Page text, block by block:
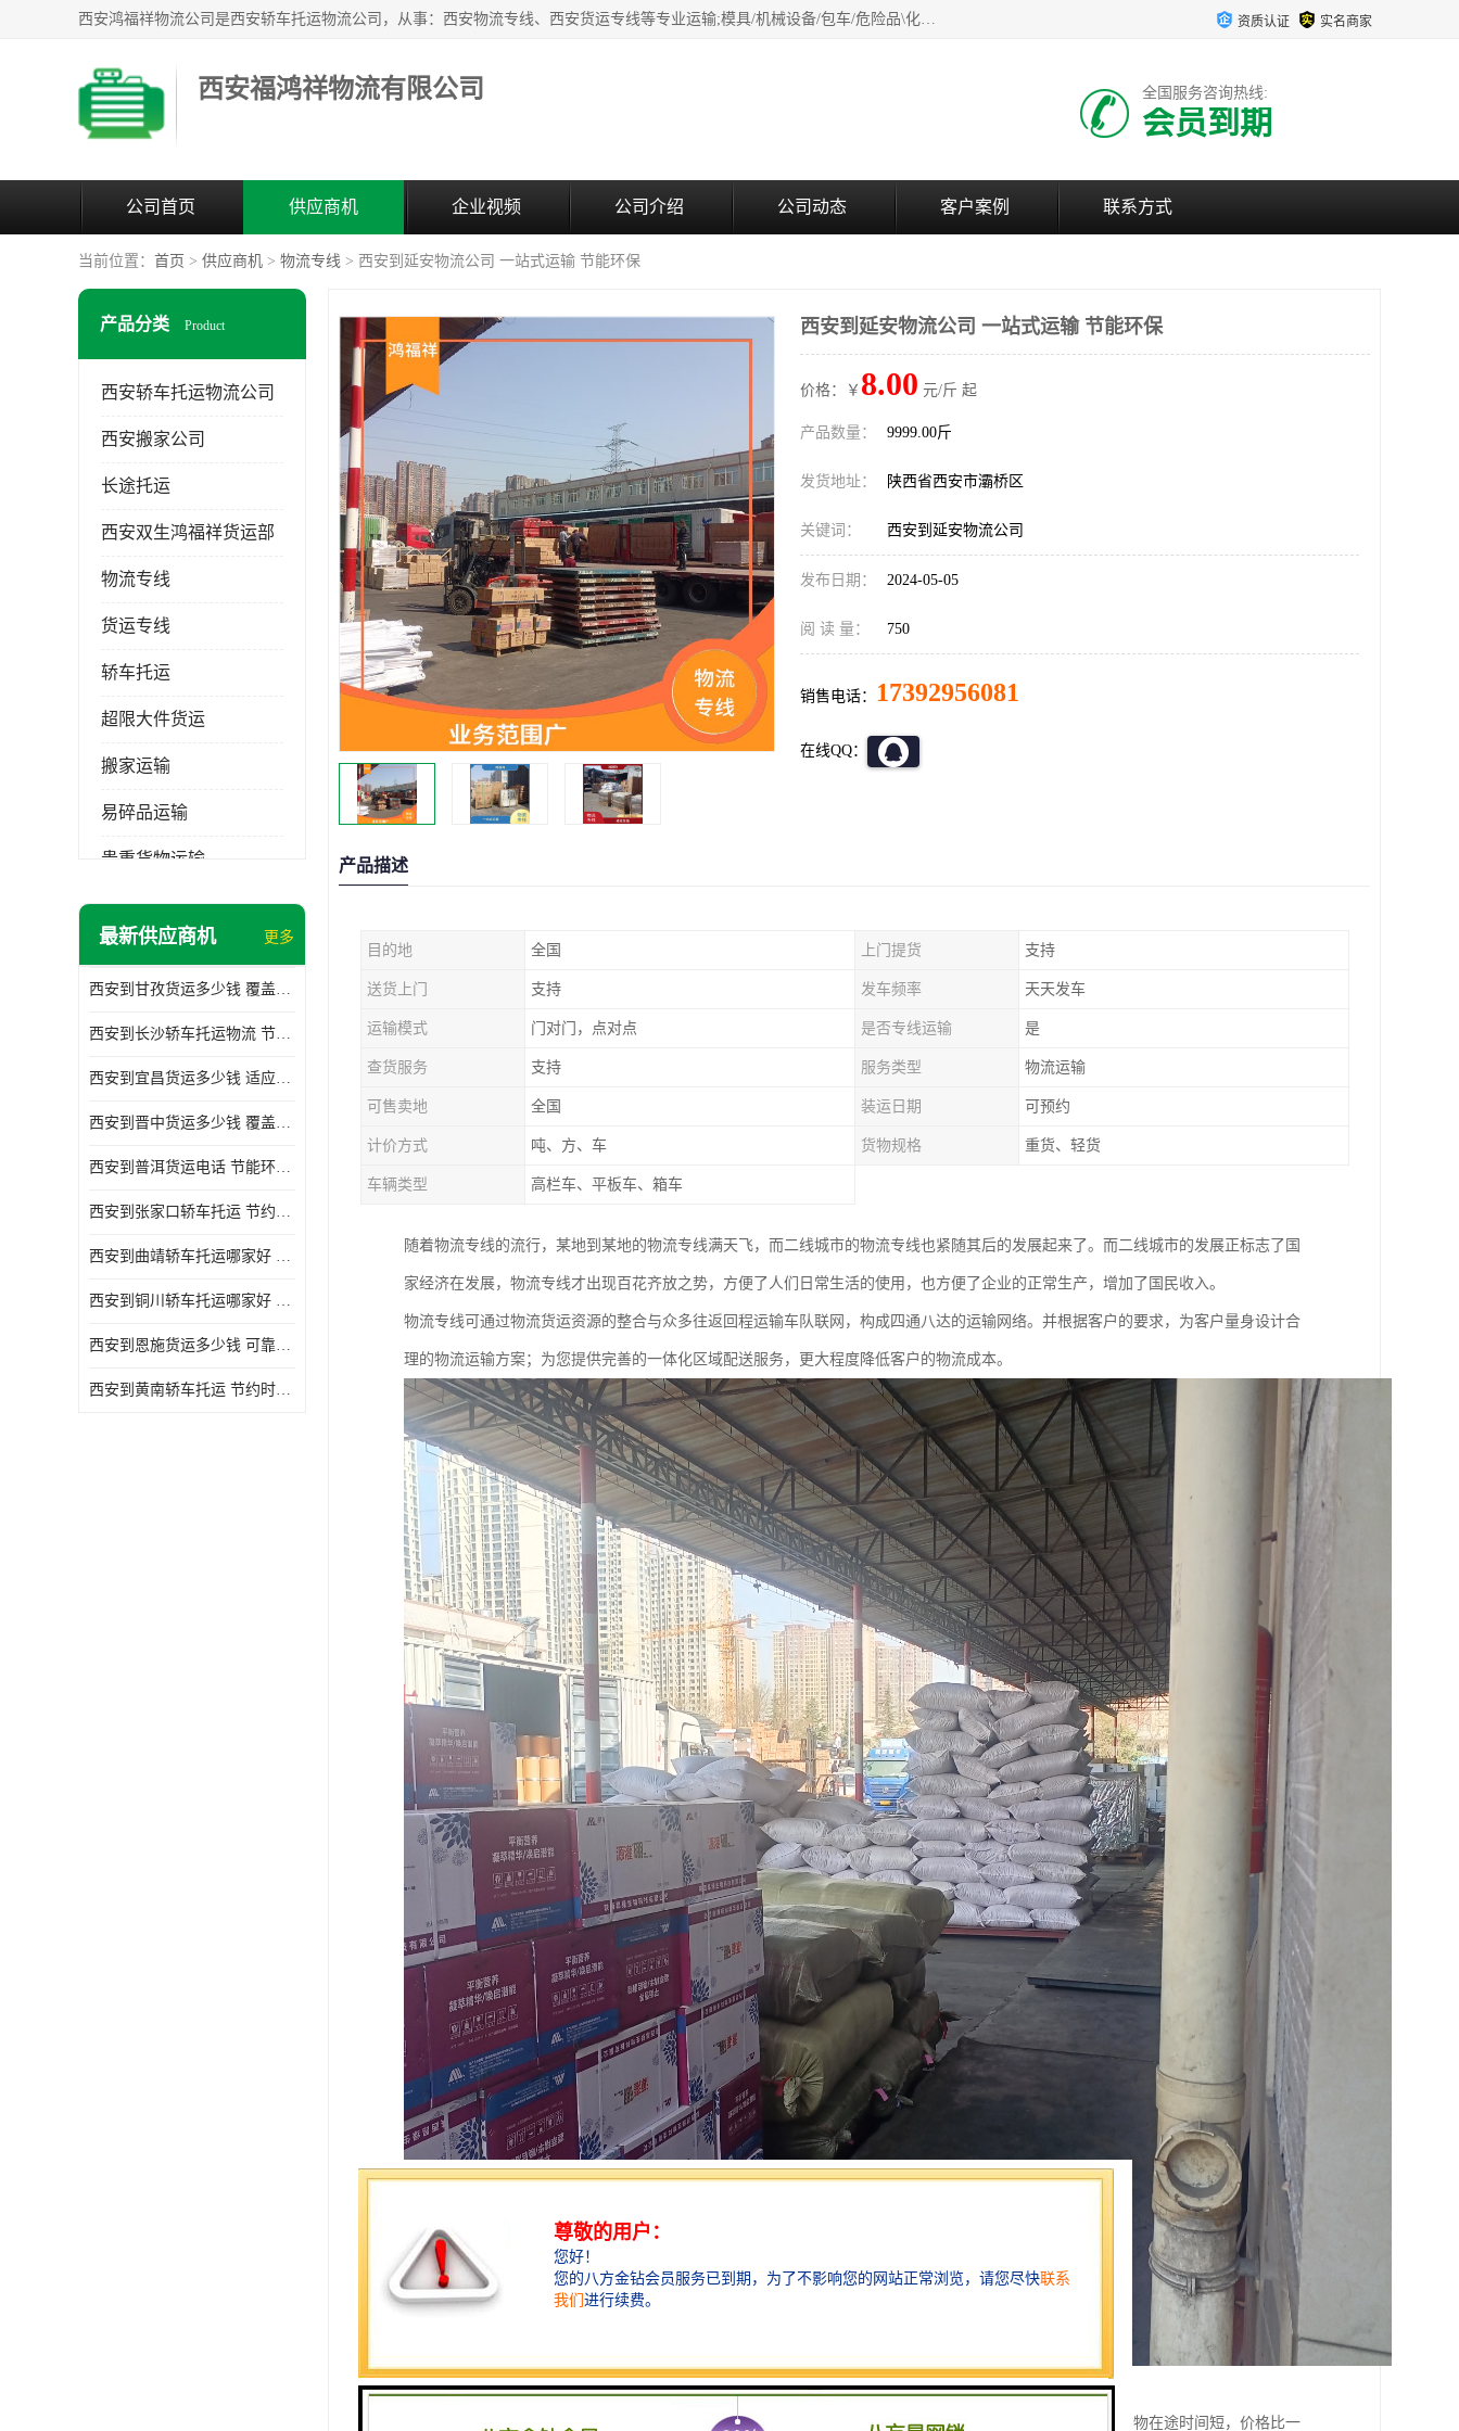
西安鸿福祥物流公司是西安轿车托运物流公司，从事：西安物流专线、西安货运专线等专业运输;模具/机械设备/包车/危险品\化工涂料/油漆机油\普通货物\食品\家具\贵重货物运输/易碎品运输/工艺品\行李\搬家运输等超限大件货物专业运输服务为一体。 资质认证 实名商家
西安福鸿祥物流有限公司 全国服务咨询热线:
会员到期
公司首页 供应商机 企业视频 公司介绍 公司动态 客户案例 联系方式
当前位置： 首页 > 供应商机 > 物流专线 > 西安到延安物流公司 一站式运输 节能环保
产品分类 Product
西安轿车托运物流公司
西安搬家公司
长途托运
西安双生鸿福祥货运部
物流专线
货运专线
轿车托运
超限大件货运
搬家运输
易碎品运输
贵重货物运输
普通货物
危险品运输
最新供应商机 更多
西安到甘孜货运多少钱 覆盖面广 降低运输成本
西安到长沙轿车托运物流 节约时间 为客户节省大量时间和能源
西安到宜昌货运多少钱 适应能力强 降低运输成本
西安到晋中货运多少钱 覆盖面广 一站式运输
西安到普洱货运电话 节能环保 灵活性高 持续性长
西安到张家口轿车托运 节约时间 随时查询车辆时实位置
西安到曲靖轿车托运哪家好 方便快捷 用户享受上门提送车辆
西安到铜川轿车托运哪家好 节约时间精力 在途运输一对一客服
西安到恩施货运多少钱 可靠性高 灵活性高 持续性长
西安到黄南轿车托运 节约时间 随时查询车辆时实位置
西安到延安物流公司 一站式运输 节能环保
价格：￥ 8.00 元/斤 起
产品数量： 9999.00斤
发货地址： 陕西省西安市灞桥区
关键词： 西安到延安物流公司
发布日期： 2024-05-05
阅 读 量： 750
销售电话： 17392956081
在线QQ：
产品描述
目的地 全国 上门提货 支持
送货上门 支持 发车频率 天天发车
运输模式 门对门，点对点 是否专线运输 是
查货服务 支持 服务类型 物流运输
可售卖地 全国 装运日期 可预约
计价方式 吨、方、车 货物规格 重货、轻货
车辆类型 高栏车、平板车、箱车
随着物流专线的流行，某地到某地的物流专线满天飞，而二线城市的物流专线也紧随其后的发展起来了。而二线城市的发展正标志了国
家经济在发展，物流专线才出现百花齐放之势，方便了人们日常生活的使用，也方便了企业的正常生产，增加了国民收入。
物流专线可通过物流货运资源的整合与众多往返回程运输车队联网，构成四通八达的运输网络。并根据客户的要求，为客户量身设计合
理的物流运输方案；为您提供完善的一体化区域配送服务，更大程度降低客户的物流成本。
专线公司一般走的时间不确定，货满车走，客户的运输成本也会随之降低。专线物流在到达区域的网点多，货物在途时间短，价格比一